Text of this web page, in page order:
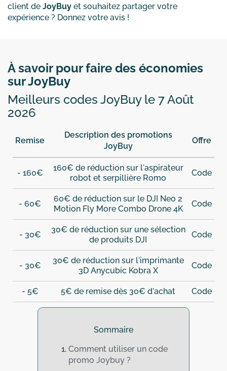
client de JoyBuy et souhaitez partager votre
expérience ? Donnez votre avis !
À savoir pour faire des économies
sur JoyBuy
Meilleurs codes JoyBuy le 7 Août
2026
Remise
Description des promotions
JoyBuy
Offre
- 160€
160€ de réduction sur l'aspirateur
robot et serpillière Romo
Code
- 60€
60€ de réduction sur le DJI Neo 2
Motion Fly More Combo Drone 4K
Code
- 30€
30€ de réduction sur une sélection
de produits DJI
Code
- 30€
30€ de réduction sur l'imprimante
3D Anycubic Kobra X
Code
- 5€ 5€ de remise dès 30€ d'achat Code
Sommaire
Comment utiliser un code
promo Joybuy ?